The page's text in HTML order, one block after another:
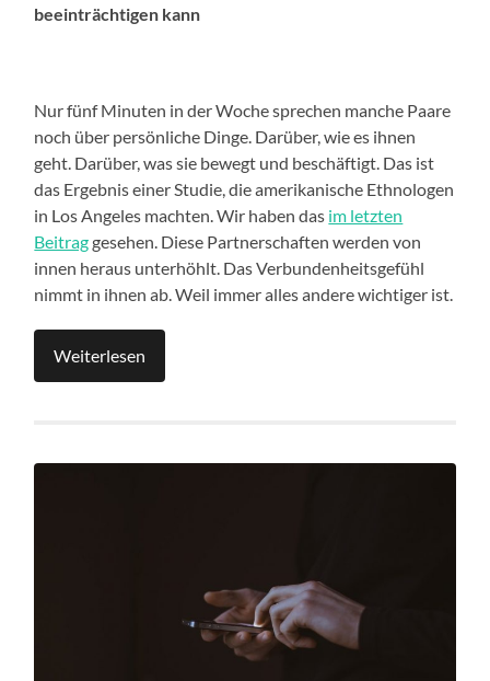
beeinträchtigen kann
Nur fünf Minuten in der Woche sprechen manche Paare
noch über persönliche Dinge. Darüber, wie es ihnen
geht. Darüber, was sie bewegt und beschäftigt. Das ist
das Ergebnis einer Studie, die amerikanische Ethnologen
in Los Angeles machten. Wir haben das im letzten
Beitraggesehen. Diese Partnerschaften werden von
innen heraus unterhöhlt. Das Verbundenheitsgefühl
nimmt in ihnen ab. Weil immer alles andere wichtiger ist.
Weiterlesen